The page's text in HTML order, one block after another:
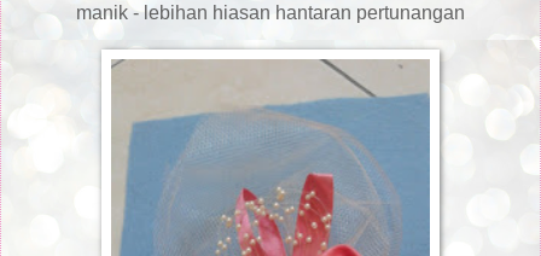
manik - lebihan hiasan hantaran pertunangan